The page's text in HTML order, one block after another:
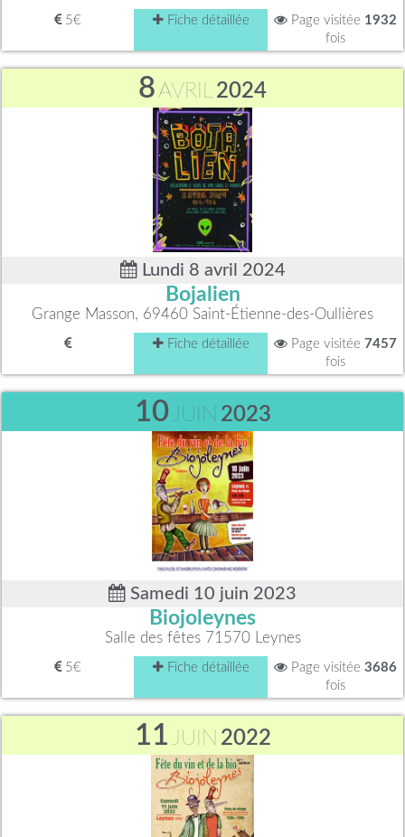
5€ Fiche détaillée Page visitée 1932
fois
8 AVRIL 2024
Lundi 8 avril 2024
Bojalien
Grange Masson, 69460 Saint-Étienne-des-Oullières
Fiche détaillée Page visitée 7457
fois
10 JUIN 2023
Samedi 10 juin 2023
Biojoleynes
Salle des fêtes 71570 Leynes
5€ Fiche détaillée Page visitée 3686
fois
11 JUIN 2022